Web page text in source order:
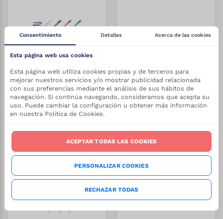
CUTTER "ARTISANOL"
REF:3/B-396
Stock:
VER PRODUCTO
CUTTER 18 MM
VER PRODUCTO
-27.5%
Consentimiento Detalles Acerca de las cookies
Esta página web usa cookies
Esta página web utiliza cookies propias y de terceros para
mejorar nuestros servicios y/o mostrar publicidad relacionada
con sus preferencias mediante el análisis de sus hábitos de
navegación. Si continúa navegando, consideramos que acepta su
uso. Puede cambiar la configuración u obtener más información
en nuestra Política de Cookies.
RECHAZAR TODAS
PERSONALIZAR COOKIES
ACEPTAR TODAS LAS COOKIES